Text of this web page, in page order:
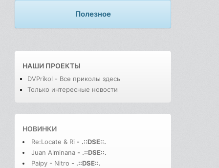
Полезное
НАШИ ПРОЕКТЫ
DVPrikol - Все приколы здесь
Только интересные новости
НОВИНКИ
Re:Locate & Ri - .::DSE::.
Juan Alminana - .::DSE::.
Paipy - Nitro - .::DSE::.